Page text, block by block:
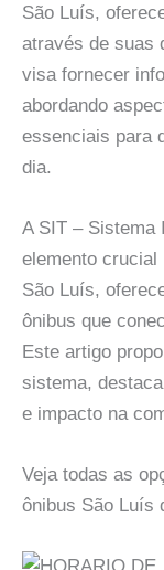
São Luís,
através de suas
visa fornecer
abordando
essenciais para
dia.
A SIT – Sistema
elemento crucial
São Luís,
ônibus que
Este artigo
sistema,
e impacto na
Veja todas as
ônibus São Luís